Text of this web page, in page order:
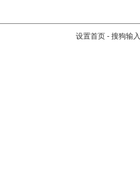
设置首页 - 搜狗输